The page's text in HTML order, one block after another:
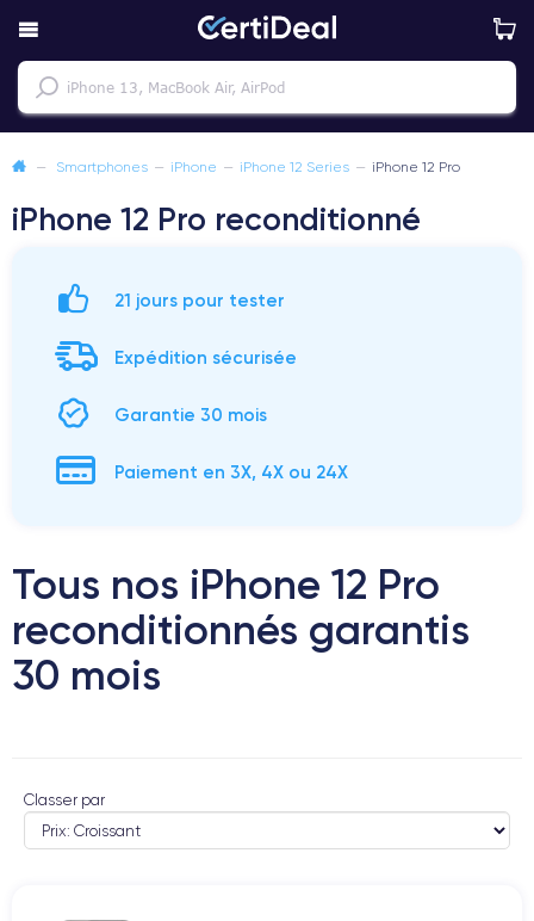
— Smartphones — iPhone — iPhone 12 Series — iPhone 12 Pro
iPhone 12 Pro reconditionné
21 jours pour tester
Expédition sécurisée
Garantie 30 mois
Paiement en 3X, 4X ou 24X
Tous nos iPhone 12 Pro
reconditionnés garantis
30 mois
Classer par